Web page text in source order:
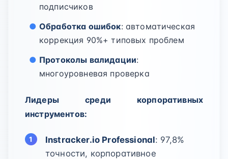
подписчиков
Обработка ошибок: автоматическая
коррекция 90%+ типовых проблем
Протоколы валидации:
многоуровневая проверка
Лидеры среди корпоративных
инструментов:
Instracker.io Professional: 97,8%
точности, корпоративное